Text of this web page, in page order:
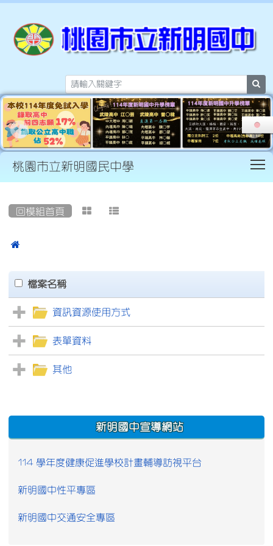
桃園市立新明國民中學
回模組首頁  

Files List
clickAll檔案名稱
資訊資源使用方式
表單資料
其他
:::
新明國中宣導網站
114 學年度健康促進學校計畫輔導訪視平台
新明國中性平專區
新明國中交通安全專區